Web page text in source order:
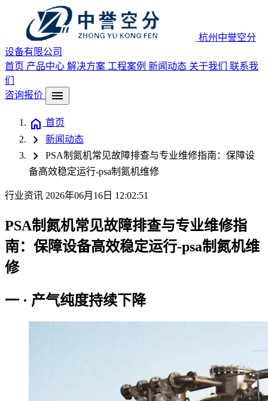
杭州中誉空分
设备有限公司
首页 产品中心 解决方案 工程案例 新闻动态 关于我们 联系我
们
咨询报价
menu
home 首页
chevron_right 新闻动态
chevron_right
PSA制氮机常见故障排查与专业维修指南：保障设
备高效稳定运行-psa制氮机维修
行业资讯 2026年06月16日 12:02:51
PSA制氮机常见故障排查与专业维修指
南：保障设备高效稳定运行-psa制氮机维
修
一 · 产气纯度持续下降